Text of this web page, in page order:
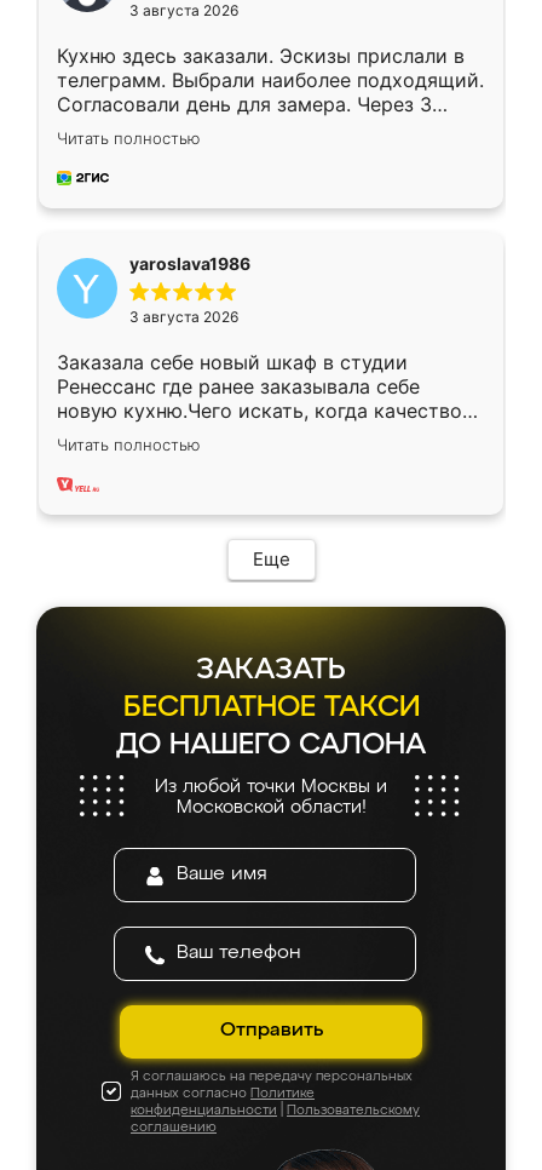
3 августа 2026
Кухню здесь заказали. Эскизы прислали в
телеграмм. Выбрали наиболее подходящий.
Согласовали день для замера. Через 3
недели кухня была уже готова. Остались
довольны работой. Спасибо Ренессанс
мебель за качественную работу!
Читать полностью
yaroslava1986
3 августа 2026
Заказала себе новый шкаф в студии
Ренессанс где ранее заказывала себе
новую кухню.Чего искать, когда качеством
вполне довольна. Служит кухня уже почти
два года, нареканий нет.
Читать полностью
Еще
ЗАКАЗАТЬ
БЕСПЛАТНОЕ ТАКСИ
ДО НАШЕГО САЛОНА
Из любой точки Москвы и
Московской области!
Отправить
Я соглашаюсь на передачу персональных
данных согласно Политике
конфиденциальности
Пользовательскому
соглашению